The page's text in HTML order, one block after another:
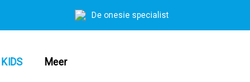
De onesie specialist
Meer